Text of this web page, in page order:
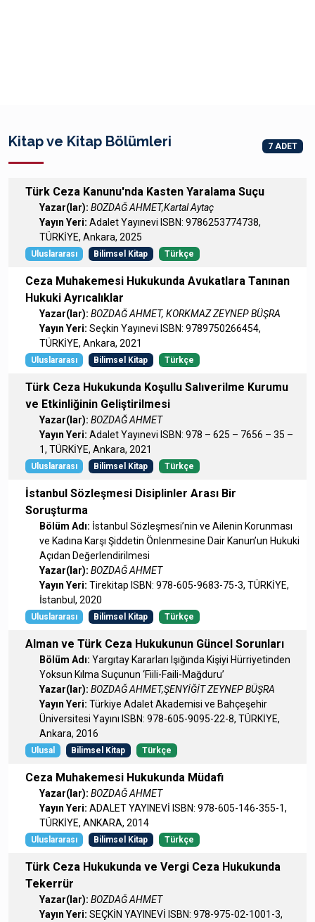
Kitap ve Kitap Bölümleri 7 ADET
Türk Ceza Kanunu'nda Kasten Yaralama Suçu
Yazar(lar): BOZDAĞ AHMET,Kartal Aytaç
Yayın Yeri: Adalet Yayınevi ISBN: 9786253774738,
TÜRKİYE, Ankara, 2025
Uluslararası Bilimsel Kitap Türkçe
Ceza Muhakemesi Hukukunda Avukatlara Tanınan
Hukuki Ayrıcalıklar
Yazar(lar): BOZDAĞ AHMET, KORKMAZ ZEYNEP BÜŞRA
Yayın Yeri: Seçkin Yayınevi ISBN: 9789750266454,
TÜRKİYE, Ankara, 2021
Uluslararası Bilimsel Kitap Türkçe
Türk Ceza Hukukunda Koşullu Salıverilme Kurumu
ve Etkinliğinin Geliştirilmesi
Yazar(lar): BOZDAĞ AHMET
Yayın Yeri: Adalet Yayınevi ISBN: 978 – 625 – 7656 – 35 –
1, TÜRKİYE, Ankara, 2021
Uluslararası Bilimsel Kitap Türkçe
İstanbul Sözleşmesi Disiplinler Arası Bir
Soruşturma
Bölüm Adı: İstanbul Sözleşmesi’nin ve Ailenin Korunması
ve Kadına Karşı Şiddetin Önlenmesine Dair Kanun’un Hukuki
Açıdan Değerlendirilmesi
Yazar(lar): BOZDAĞ AHMET
Yayın Yeri: Tirekitap ISBN: 978-605-9683-75-3, TÜRKİYE,
İstanbul, 2020
Uluslararası Bilimsel Kitap Türkçe
Alman ve Türk Ceza Hukukunun Güncel Sorunları
Bölüm Adı: Yargıtay Kararları Işığında Kişiyi Hürriyetinden
Yoksun Kılma Suçunun ‘Fiili-Faili-Mağduru’
Yazar(lar): BOZDAĞ AHMET,ŞENYİĞİT ZEYNEP BÜŞRA
Yayın Yeri: Türkiye Adalet Akademisi ve Bahçeşehir
Üniversitesi Yayını ISBN: 978-605-9095-22-8, TÜRKİYE,
Ankara, 2016
Ulusal Bilimsel Kitap Türkçe
Ceza Muhakemesi Hukukunda Müdafi
Yazar(lar): BOZDAĞ AHMET
Yayın Yeri: ADALET YAYINEVİ ISBN: 978-605-146-355-1,
TÜRKİYE, ANKARA, 2014
Uluslararası Bilimsel Kitap Türkçe
Türk Ceza Hukukunda ve Vergi Ceza Hukukunda
Tekerrür
Yazar(lar): BOZDAĞ AHMET
Yayın Yeri: SEÇKİN YAYINEVİ ISBN: 978-975-02-1001-3,